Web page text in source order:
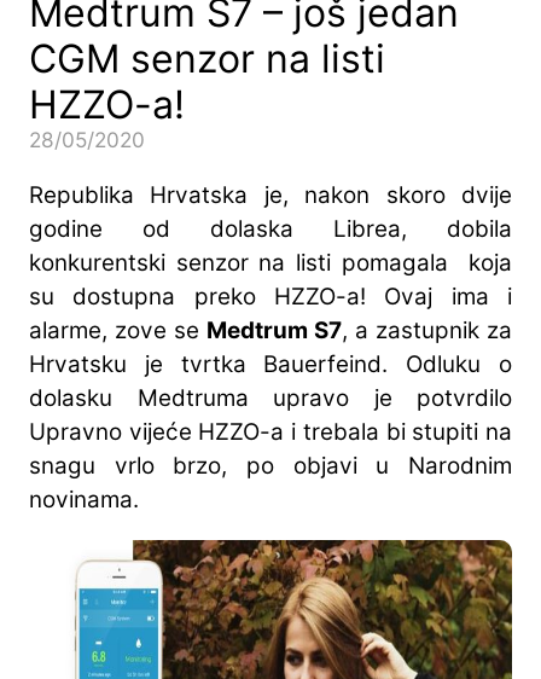
Medtrum S7 – još jedan
CGM senzor na listi
HZZO-a!
28/05/2020
Republika Hrvatska je, nakon skoro dvije
godine od dolaska Librea, dobila
konkurentski senzor na listi pomagala koja
su dostupna preko HZZO-a! Ovaj ima i
alarme, zove se Medtrum S7, a zastupnik za
Hrvatsku je tvrtka Bauerfeind. Odluku o
dolasku Medtruma upravo je potvrdilo
Upravno vijeće HZZO-a i trebala bi stupiti na
snagu vrlo brzo, po objavi u Narodnim
novinama.